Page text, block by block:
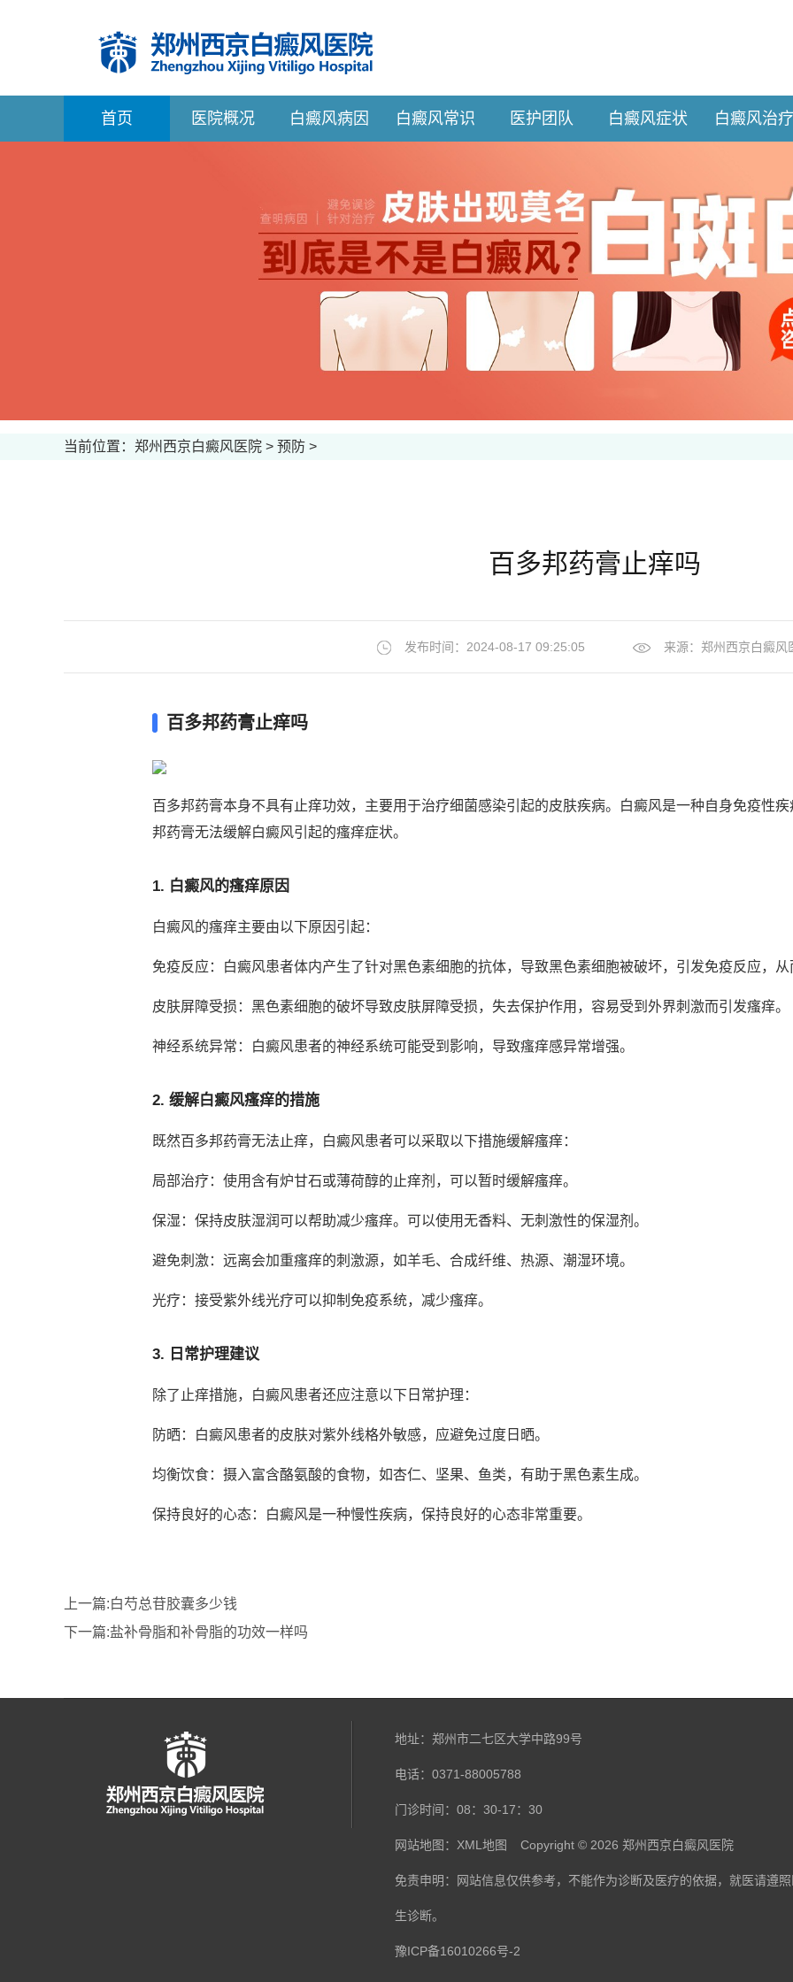
首 页 医院概况 白癜风病因 白癜风常识 医护团队 白癜风症状 白癜风治疗
当前位置： 郑州西京白癜风医院 > 预防 >
百多邦药膏止痒吗
发布时间：2024-08-17 09:25:05 来源： 郑州西京白癜风
百多邦药膏止痒吗
百多邦药膏本身不具有止痒功效，主要用于治疗细菌感染引起的皮肤疾病。白癜风是一种自身免疫性
邦药膏无法缓解白癜风引起的瘙痒症状。
1. 白癜风的瘙痒原因
白癜风的瘙痒主要由以下原因引起：
免疫反应：白癜风患者体内产生了针对黑色素细胞的抗体，导致黑色素细胞被破坏，引发免疫反应，
皮肤屏障受损：黑色素细胞的破坏导致皮肤屏障受损，失去保护作用，容易受到外界刺激而引发瘙痒。
神经系统异常：白癜风患者的神经系统可能受到影响，导致瘙痒感异常增强。
2. 缓解白癜风瘙痒的措施
既然百多邦药膏无法止痒，白癜风患者可以采取以下措施缓解瘙痒：
局部治疗：使用含有炉甘石或薄荷醇的止痒剂，可以暂时缓解瘙痒。
保湿：保持皮肤湿润可以帮助减少瘙痒。可以使用无香料、无刺激性的保湿剂。
避免刺激：远离会加重瘙痒的刺激源，如羊毛、合成纤维、热源、潮湿环境。
光疗：接受紫外线光疗可以抑制免疫系统，减少瘙痒。
3. 日常护理建议
除了止痒措施，白癜风患者还应注意以下日常护理：
防晒：白癜风患者的皮肤对紫外线格外敏感，应避免过度日晒。
均衡饮食：摄入富含酪氨酸的食物，如杏仁、坚果、鱼类，有助于黑色素生成。
保持良好的心态：白癜风是一种慢性疾病，保持良好的心态非常重要。
上一篇:白芍总苷胶囊多少钱
下一篇:盐补骨脂和补骨脂的功效一样吗
地址：郑州市二七区大学中路99号
电话：0371-88005788
门诊时间：08：30-17：30
网站地图： XML地图 Copyright © 2026 郑州西京白癜风医院
免责申明：网站信息仅供参考，不能作为诊断及医疗的依据，就医请遵
生诊断。
豫ICP备16010266号-2